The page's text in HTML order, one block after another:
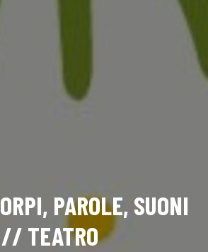
PAROLE, SUONI
// TEATRO